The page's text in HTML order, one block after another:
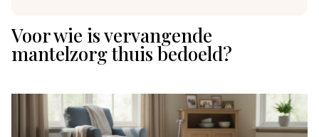
Voor wie is vervangende
mantelzorg thuis bedoeld?